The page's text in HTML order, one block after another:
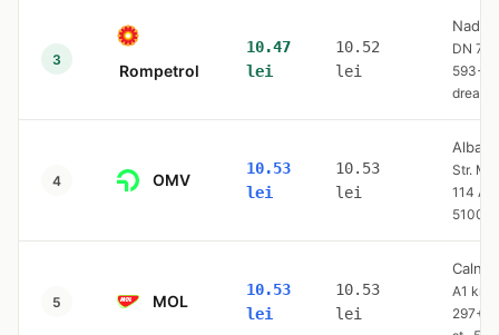
3
Rompetrol
10.47
lei
10.52
lei
Nadlac
DN 7
dreapta
4 OMV
10.53
lei
10.53
lei
Alba
Str.
114 A,
510065
5 MOL
10.53
lei
10.53
lei
Calnic
A1 km